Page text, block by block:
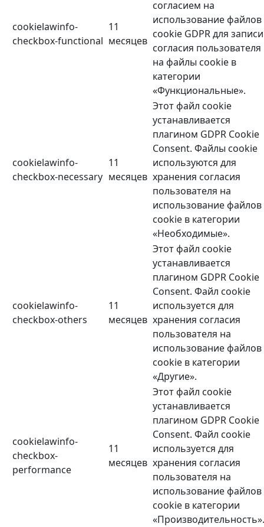
cookielawinfo-
checkbox-functional
11
месяцев
согласием на
использование файлов
cookie GDPR для записи
согласия пользователя
на файлы cookie в
категории
«Функциональные».
cookielawinfo-
checkbox-necessary
11
месяцев
Этот файл cookie
устанавливается
плагином GDPR Cookie
Consent. Файлы cookie
используются для
хранения согласия
пользователя на
использование файлов
cookie в категории
«Необходимые».
cookielawinfo-
checkbox-others
11
месяцев
Этот файл cookie
устанавливается
плагином GDPR Cookie
Consent. Файл cookie
используется для
хранения согласия
пользователя на
использование файлов
cookie в категории
«Другие».
cookielawinfo-
checkbox-
performance
11
месяцев
Этот файл cookie
устанавливается
плагином GDPR Cookie
Consent. Файл cookie
используется для
хранения согласия
пользователя на
использование файлов
cookie в категории
«Производительность».